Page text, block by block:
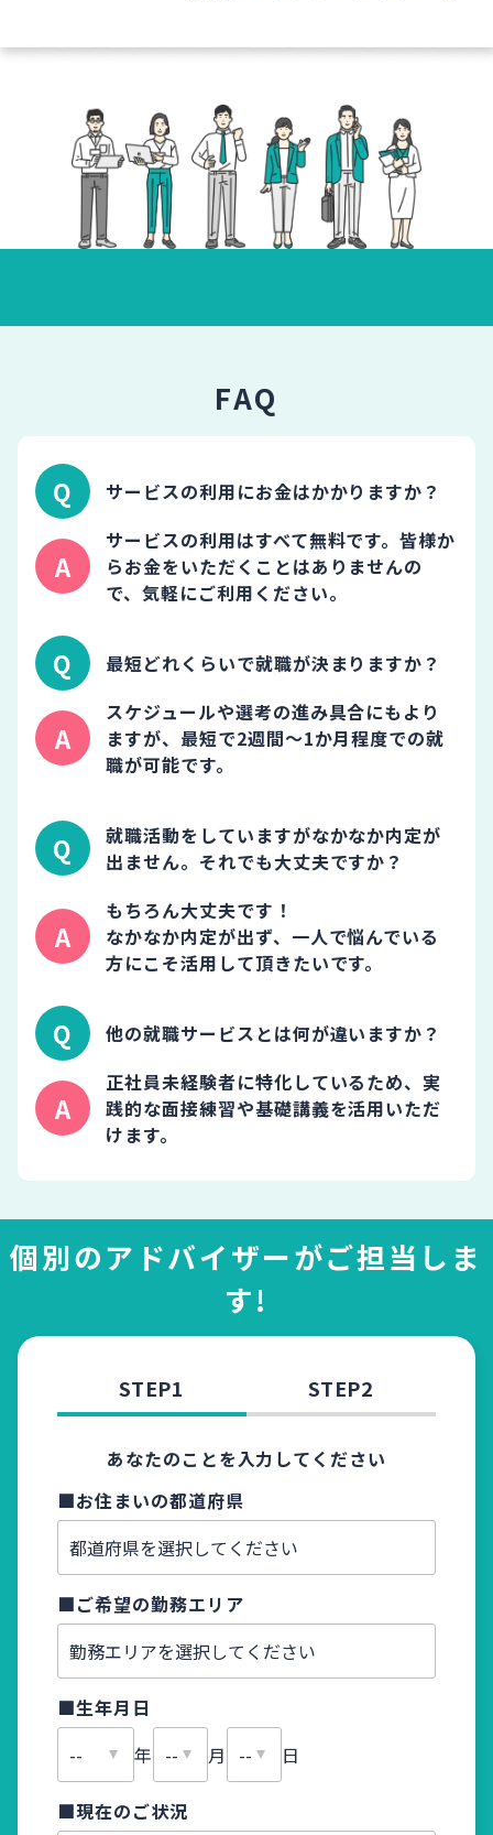
FAQ
サービスの利用にお金はかかりますか？
サービスの利用はすべて無料です。皆様か
らお金をいただくことはありませんの
で、気軽にご利用ください。
最短どれくらいで就職が決まりますか？
スケジュールや選考の進み具合にもより
ますが、最短で2週間～1か月程度での就
職が可能です。
就職活動をしていますがなかなか内定が
出ません。それでも大丈夫ですか？
もちろん大丈夫です！
なかなか内定が出ず、一人で悩んでいる
方にこそ活用して頂きたいです。
他の就職サービスとは何が違いますか？
正社員未経験者に特化しているため、実
践的な面接練習や基礎講義を活用いただ
けます。
個別のアドバイザーがご担当しま
す!
STEP1 STEP2
あなたのことを入力してください
■お住まいの都道府県
■ご希望の勤務エリア
■生年月日
年
月 日
■現在のご状況